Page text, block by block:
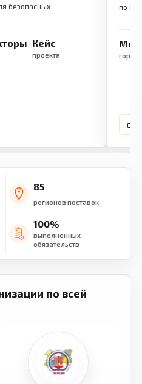
безопасных
Кейс
проекта
по
город
85
регионов поставок
100%
выполненных
обязательств
по всей